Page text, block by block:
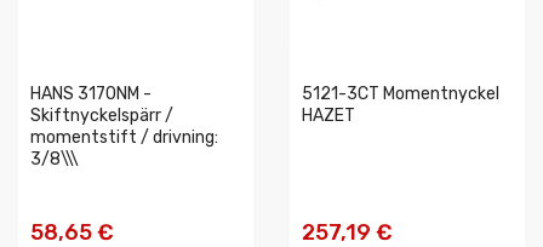
HANS 3170NM -
Skiftnyckelspärr /
momentstift / drivning:
3/8\\\
58,65 €
5121-3CT Momentnyckel
HAZET
257,19 €